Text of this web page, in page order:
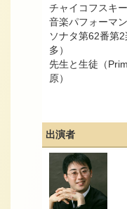
チャイコフスキ
音楽パフォーマ
ソナタ第62番第
多）
先生と生徒（
原）
出演者